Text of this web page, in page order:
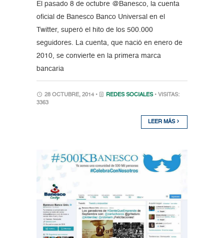
El pasado 8 de octubre @Banesco, la cuenta
oficial de Banesco Banco Universal en el
Twitter, superó el hito de los 500.000
seguidores. La cuenta, que nació en enero de
2010, se convierte en la primera marca
bancaria
28 OCTUBRE, 2014 • REDES SOCIALES • VISITAS:
3363
LEER MÁS